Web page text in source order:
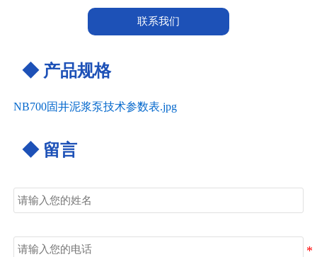
联系我们
◆ 产品规格
NB700固井泥浆泵技术参数表.jpg
◆ 留言